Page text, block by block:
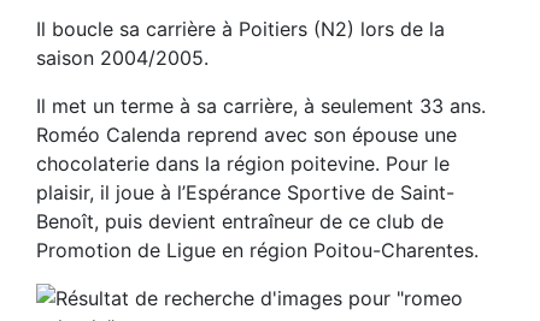
Il boucle sa carrière à Poitiers (N2) lors de la
saison 2004/2005.
Il met un terme à sa carrière, à seulement 33 ans.
Roméo Calenda reprend avec son épouse une
chocolaterie dans la région poitevine. Pour le
plaisir, il joue à l’Espérance Sportive de Saint-
Benoît, puis devient entraîneur de ce club de
Promotion de Ligue en région Poitou-Charentes.